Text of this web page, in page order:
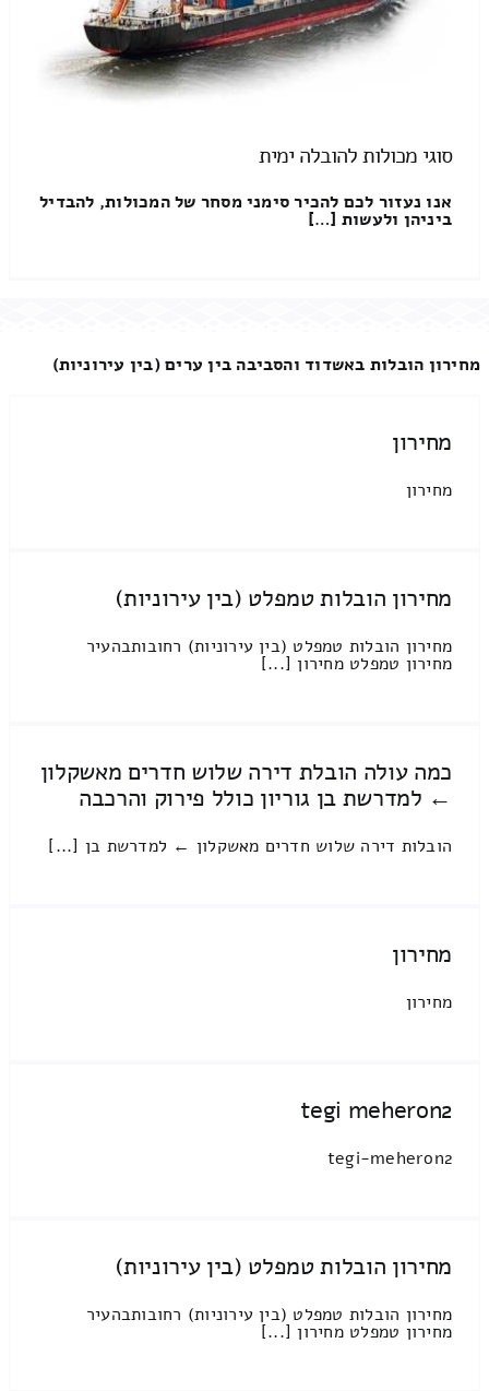
סוגי מכולות להובלה ימית
אנו נעזור לכם להכיר סימני מסחר של המכולות, להבדיל
ביניהן ולעשות […]
מחירון הובלות באשדוד והסביבה בין ערים (בין עירוניות)
מחירון
מחירון
מחירון הובלות טמפלט (בין עירוניות)
מחירון הובלות טמפלט (בין עירוניות) רחובותבהעיר
מחירון טמפלט מחירון [...]
כמה עולה הובלת דירה שלוש חדרים מאשקלון
← למדרשת בן גוריון כולל פירוק והרכבה
הובלות דירה שלוש חדרים מאשקלון ← למדרשת בן [...]
מחירון
מחירון
tegi meheron2
tegi-meheron2
מחירון הובלות טמפלט (בין עירוניות)
מחירון הובלות טמפלט (בין עירוניות) רחובותבהעיר
מחירון טמפלט מחירון [...]